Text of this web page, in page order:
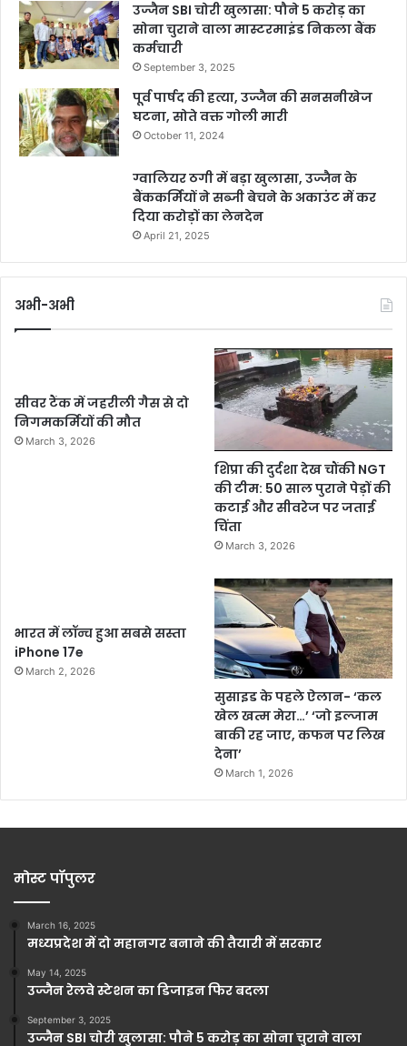
उज्जैन SBI चोरी खुलासा: पौने 5 करोड़ का
सोना चुराने वाला मास्टरमाइंड निकला बैंक
कर्मचारी
September 3, 2025
पूर्व पार्षद की हत्या, उज्जैन की सनसनीखेज
घटना, सोते वक्त गोली मारी
October 11, 2024
ग्वालियर ठगी में बड़ा खुलासा, उज्जैन के
बैंककर्मियों ने सब्जी बेचने के अकाउंट में कर
दिया करोड़ों का लेनदेन
April 21, 2025
अभी-अभी
सीवर टैंक में जहरीली गैस से दो
निगमकर्मियों की मौत
March 3, 2026
शिप्रा की दुर्दशा देख चौंकी NGT
की टीम: 50 साल पुराने पेड़ों की
कटाई और सीवरेज पर जताई
चिंता
March 3, 2026
भारत में लॉन्च हुआ सबसे सस्ता
iPhone 17e
March 2, 2026
सुसाइड के पहले ऐलान- ‘कल
खेल खत्म मेरा…’ ‘जो इल्जाम
बाकी रह जाए, कफन पर लिख
देना’
March 1, 2026
मोस्ट पॉपुलर
March 16, 2025
मध्यप्रदेश में दो महानगर बनाने की तैयारी में सरकार
May 14, 2025
उज्जैन रेलवे स्टेशन का डिजाइन फिर बदला
September 3, 2025
उज्जैन SBI चोरी खुलासा: पौने 5 करोड़ का सोना चुराने वाला